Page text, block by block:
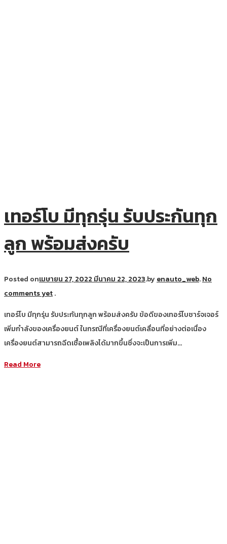
เทอร์โบ มีทุกรุ่น รับประกันทุก
ลูก พร้อมส่งครับ
Posted onเมษายน 27, 2022 มีนาคม 22, 2023.by enauto_web.No
comments yet.
เทอร์โบ มีทุกรุ่น รับประกันทุกลูก พร้อมส่งครับ ข้อดีของเทอร์โบชาร์จเจอร์
เพิ่มกำลังของเครื่องยนต์ ในกรณีที่เครื่องยนต์เคลื่อนที่อย่างต่อเนื่อง
เครื่องยนต์สามารถฉีดเชื้อเพลิงได้มากขึ้นซึ่งจะเป็นการเพิ่ม…
Read More